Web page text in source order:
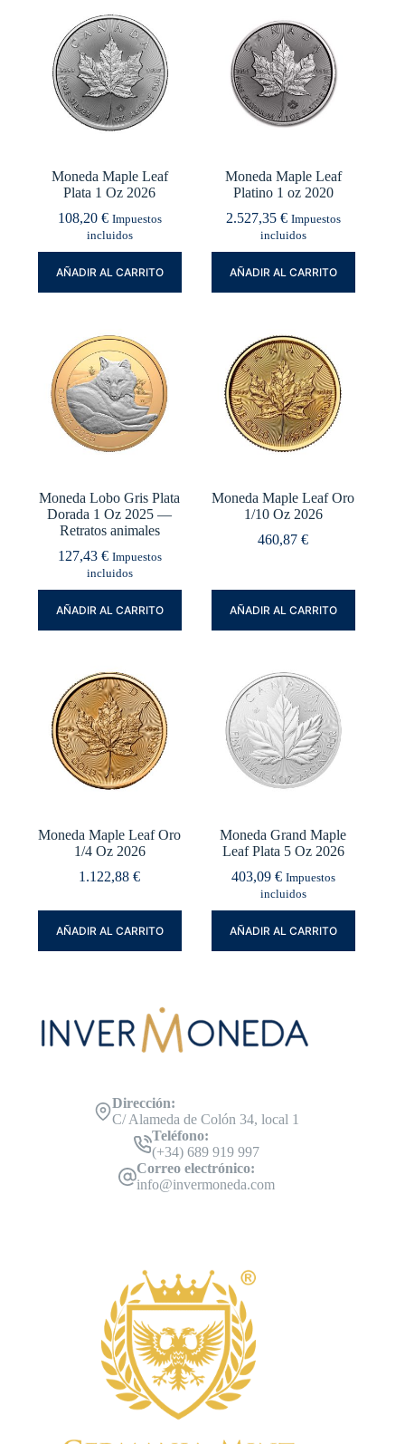
Moneda Maple Leaf
Plata 1 Oz 2026
108,20 € Impuestos
incluidos
AÑADIR AL CARRITO
Moneda Maple Leaf
Platino 1 oz 2020
2.527,35 € Impuestos
incluidos
AÑADIR AL CARRITO
Moneda Lobo Gris Plata
Dorada 1 Oz 2025 —
Retratos animales
127,43 € Impuestos
incluidos
AÑADIR AL CARRITO
Moneda Maple Leaf Oro
1/10 Oz 2026
460,87€
AÑADIR AL CARRITO
Moneda Maple Leaf Oro
1/4 Oz 2026
1.122,88€
AÑADIR AL CARRITO
Moneda Grand Maple
Leaf Plata 5 Oz 2026
403,09 € Impuestos
incluidos
AÑADIR AL CARRITO
Dirección:
C/ Alameda de Colón 34, local 1
Teléfono:
(+34) 689 919 997
Correo electrónico:
info@invermoneda.com